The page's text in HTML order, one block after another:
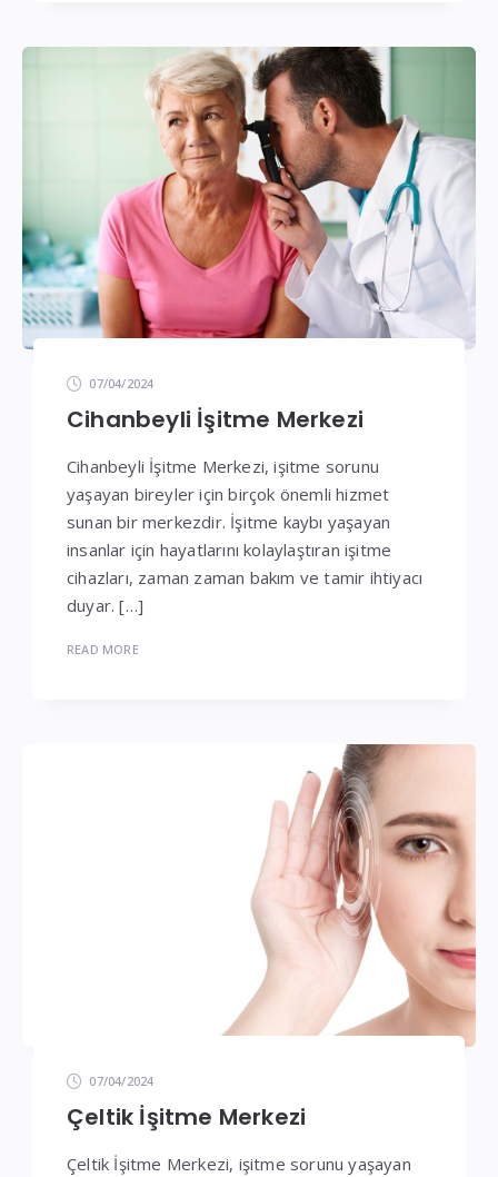
07/04/2024
Cihanbeyli İşitme Merkezi
Cihanbeyli İşitme Merkezi, işitme sorunu
yaşayan bireyler için birçok önemli hizmet
sunan bir merkezdir. İşitme kaybı yaşayan
insanlar için hayatlarını kolaylaştıran işitme
cihazları, zaman zaman bakım ve tamir ihtiyacı
duyar. […]
READ MORE
07/04/2024
Çeltik İşitme Merkezi
Çeltik İşitme Merkezi, işitme sorunu yaşayan